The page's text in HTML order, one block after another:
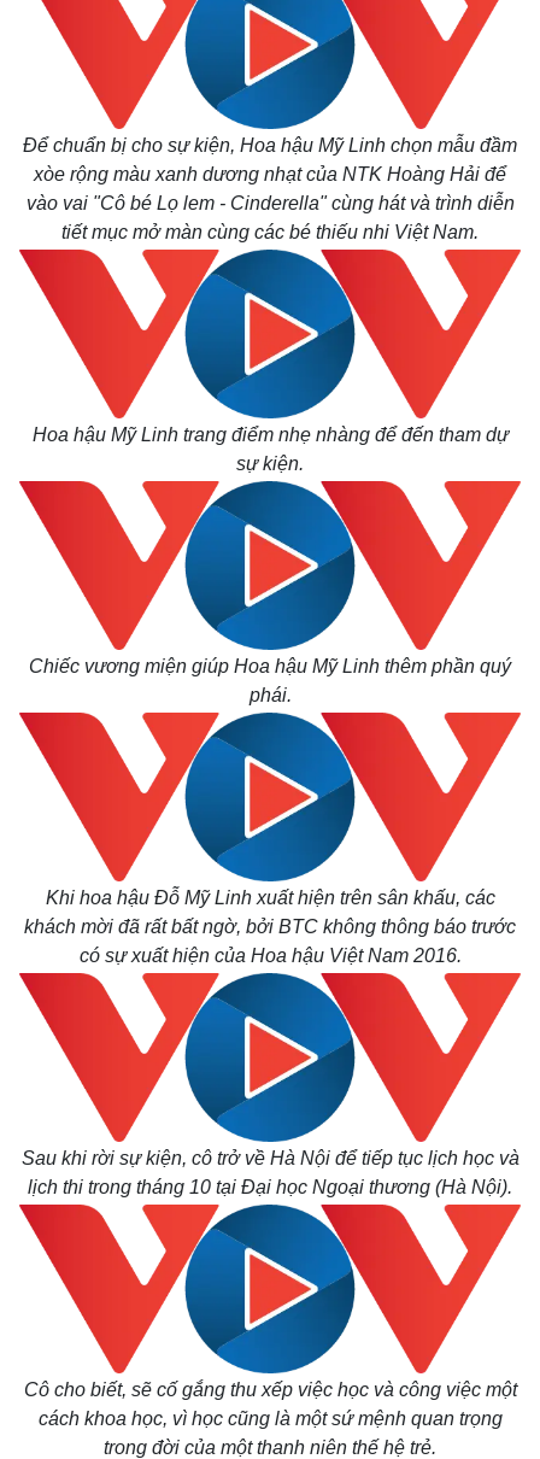
Cuộc sống đó đây
Multimedia
Video
Ảnh
Infographic
Để chuẩn bị cho sự kiện, Hoa hậu Mỹ Linh chọn mẫu đầm
xòe rộng màu xanh dương nhạt của NTK Hoàng Hải để
vào vai "Cô bé Lọ lem - Cinderella" cùng hát và trình diễn
tiết mục mở màn cùng các bé thiếu nhi Việt Nam.
Hoa hậu Mỹ Linh trang điểm nhẹ nhàng để đến tham dự
sự kiện.
Chiếc vương miện giúp Hoa hậu Mỹ Linh thêm phần quý
phái.
Khi hoa hậu Đỗ Mỹ Linh xuất hiện trên sân khấu, các
khách mời đã rất bất ngờ, bởi BTC không thông báo trước
có sự xuất hiện của Hoa hậu Việt Nam 2016.
Sau khi rời sự kiện, cô trở về Hà Nội để tiếp tục lịch học và
lịch thi trong tháng 10 tại Đại học Ngoại thương (Hà Nội).
Cô cho biết, sẽ cố gắng thu xếp việc học và công việc một
cách khoa học, vì học cũng là một sứ mệnh quan trọng
trong đời của một thanh niên thế hệ trẻ.